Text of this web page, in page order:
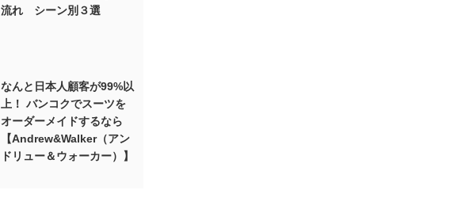
流れ シーン別３選
なんと日本人顧客が99%以
上！ バンコクでスーツを
オーダーメイドするなら
【Andrew&Walker（アン
ドリュー＆ウォーカー）】